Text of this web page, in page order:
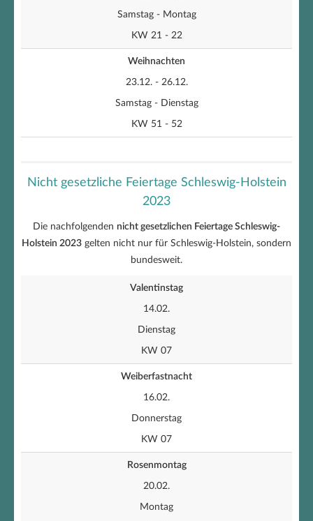
Samstag - Montag
KW 21 - 22
Weihnachten
23.12. - 26.12.
Samstag - Dienstag
KW 51 - 52
Nicht gesetzliche Feiertage Schleswig-Holstein
2023
Die nachfolgenden nicht gesetzlichen Feiertage Schleswig-
Holstein 2023 gelten nicht nur für Schleswig-Holstein, sondern
bundesweit.
Valentinstag
14.02.
Dienstag
KW 07
Weiberfastnacht
16.02.
Donnerstag
KW 07
Rosenmontag
20.02.
Montag